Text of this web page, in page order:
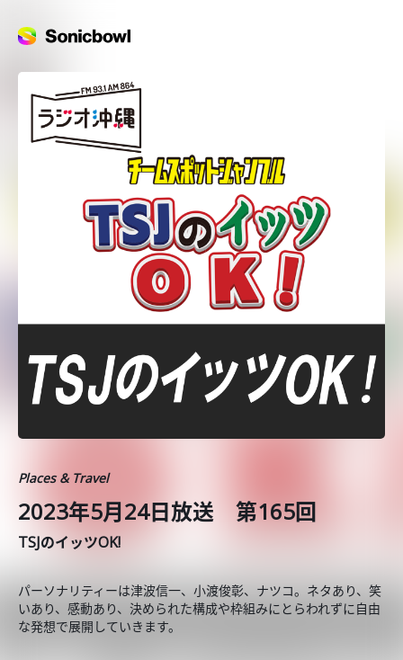
Places & Travel
2023年5月24日放送 第165回
TSJのイッツOK!
パーソナリティーは津波信一、小渡俊彰、ナツコ。ネタあり、笑
いあり、感動あり、決められた構成や枠組みにとらわれずに自由
な発想で展開していきます。